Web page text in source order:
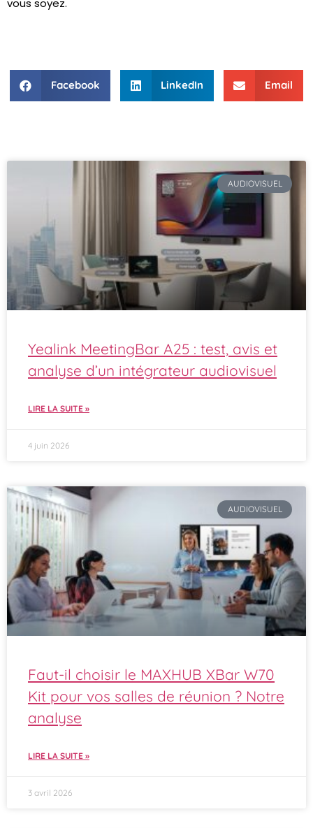
Facebook LinkedIn Email
AUDIOVISUEL
Yealink MeetingBar A25 : test, avis et
analyse d’un intégrateur audiovisuel
LIRE LA SUITE »
4 juin 2026
AUDIOVISUEL
Faut-il choisir le MAXHUB XBar W70
Kit pour vos salles de réunion ? Notre
analyse
LIRE LA SUITE »
3 avril 2026